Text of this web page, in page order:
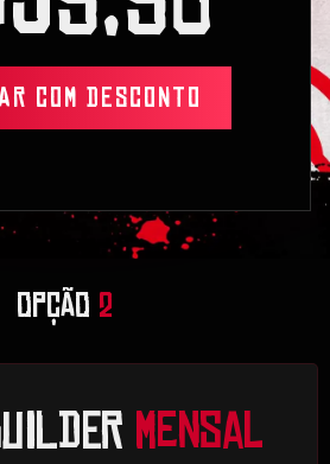
COM DESCONTO
OPÇÃO 2
mensal